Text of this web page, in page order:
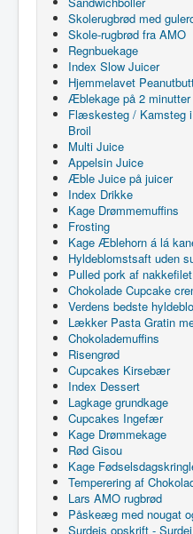
Skolerugbrød med
Skole-rugbrød fra AMO
Regnbuekage
Index Slow Juicer
Hjemmelavet
Æblekage på 2
Flæskesteg / Kamsteg
Broil
Multi Juice
Appelsin Juice
Æble Juice på juicer
Index Drikke
Kage Drømmemuffins
Frosting
Kage Æblehorn á lá
Hyldeblomstsaft uden
Pulled pork af nakkefilet
Chokolade Cupcake
Verdens bedste
Lækker Pasta Gratin
Chokolademuffins
Risengrød
Cupcakes Kirsebær
Index Dessert
Lagkage grundkage
Cupcakes Ingefær
Kage Drømmekage
Rød Gisou
Kage
Temperering af
Lars AMO rugbrød
Påskeæg med nougat
Surdejs opskrift -